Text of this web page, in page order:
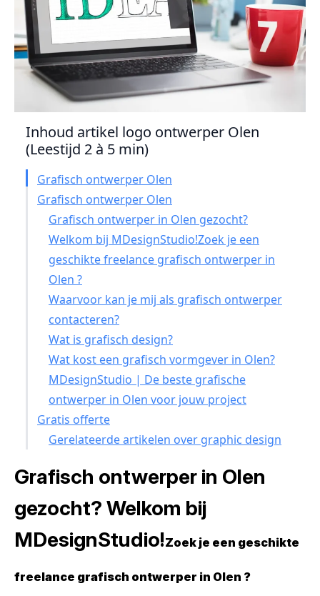
Inhoud artikel logo ontwerper Olen
(Leestijd 2 à 5 min)
Grafisch ontwerper Olen
Grafisch ontwerper Olen
Grafisch ontwerper in Olen gezocht?
Welkom bij MDesignStudio!Zoek je een
geschikte freelance grafisch ontwerper in
Olen ?
Waarvoor kan je mij als grafisch ontwerper
contacteren?
Wat is grafisch design?
Wat kost een grafisch vormgever in Olen?
MDesignStudio | De beste grafische
ontwerper in Olen voor jouw project
Gratis offerte
Gerelateerde artikelen over graphic design
Grafisch ontwerper in Olen
gezocht? Welkom bij
MDesignStudio!Zoek je een geschikte
freelance grafisch ontwerper in Olen ?